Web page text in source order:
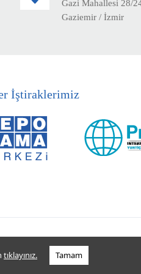
Gazi Mahallesi 28/
Gaziemir / İzmir
İştiraklerimiz
tıklayınız. Tamam